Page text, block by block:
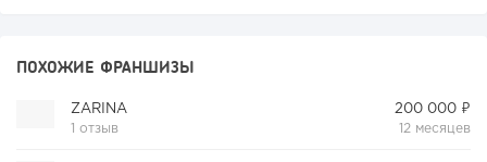
ПОХОЖИЕ ФРАНШИЗЫ
ZARINA
1 отзыв
200 000 ₽
12 месяцев